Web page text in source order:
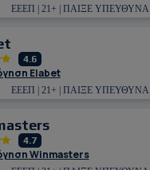
ΕΕΕΠ | 21+ | ΠΑΙΞΕ ΥΠΕΥΘΥΝΑ
4.6
Εlabet
ΕΕΕΠ | 21+ | ΠΑΙΞΕ ΥΠΕΥΘΥΝΑ
4.7
Winmasters